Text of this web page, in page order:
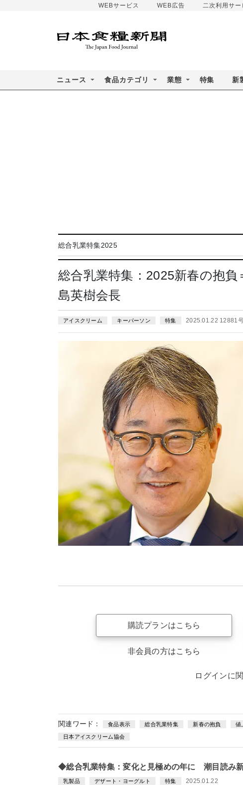
WEBサービス WEB広告 二次利用サー
ニュース 食品カテゴリ 業態 特集 新
総合乳業特集2025
総合乳業特集：2025新春の抱
島英樹会長
アイスクリーム キーパーソン 特集 2025.01.22 12881
購読プランはこちら
非会員の方はこちら
ログインに
関連ワード： 食品表示 総合乳業特集 新春の抱負 値
日本アイスクリーム協会
◆総合乳業特集：変化と見極めの年に 潮目読み
乳製品 デザート・ヨーグルト 特集 2025.01.22